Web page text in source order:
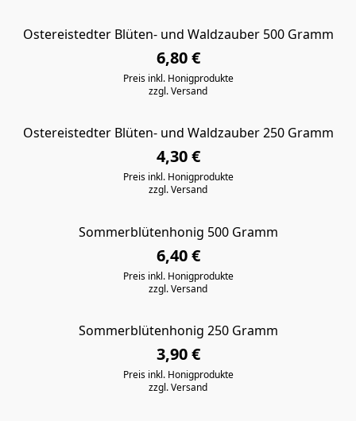
Ostereistedter Blüten- und Waldzauber 500 Gramm
6,80 €
Preis inkl. Honigprodukte
zzgl. Versand
Ostereistedter Blüten- und Waldzauber 250 Gramm
4,30 €
Preis inkl. Honigprodukte
zzgl. Versand
Sommerblütenhonig 500 Gramm
6,40 €
Preis inkl. Honigprodukte
zzgl. Versand
Sommerblütenhonig 250 Gramm
3,90 €
Preis inkl. Honigprodukte
zzgl. Versand